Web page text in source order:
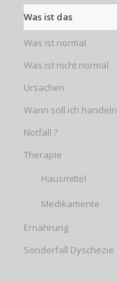
Was ist das
Was ist normal
Was ist nicht normal
Ursachen
Wann soll ich handeln
Notfall ?
Therapie
Hausmittel
Medikamente
Ernährung
Sonderfall Dyschezie